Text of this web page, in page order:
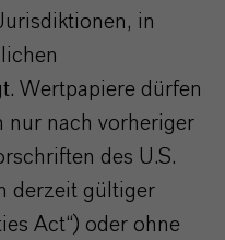
in
Wertpapiere dürfen
nur nach vorheriger
des U.S.
derzeit gültiger
Act“) oder ohne